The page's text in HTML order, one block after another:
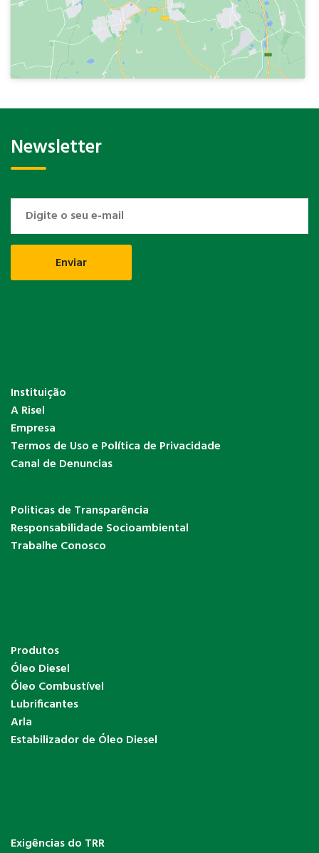
Newsletter
Instituição
A Risel
Empresa
Termos de Uso e Política de Privacidade
Canal de Denuncias
Politicas de Transparência
Responsabilidade Socioambiental
Trabalhe Conosco
Produtos
Óleo Diesel
Óleo Combustível
Lubrificantes
Arla
Estabilizador de Óleo Diesel
Exigências do TRR